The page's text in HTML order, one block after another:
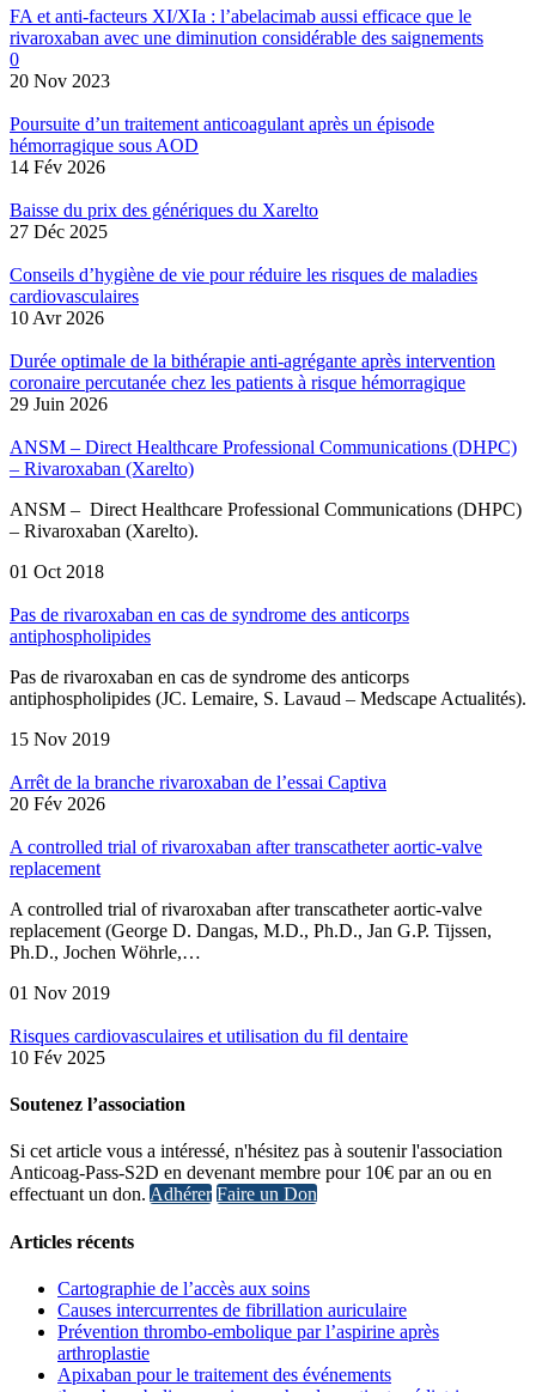
FA et anti-facteurs XI/XIa : l’abelacimab aussi efficace que le
rivaroxaban avec une diminution considérable des saignements
0
20 Nov 2023
Poursuite d’un traitement anticoagulant après un épisode
hémorragique sous AOD
14 Fév 2026
Baisse du prix des génériques du Xarelto
27 Déc 2025
Conseils d’hygiène de vie pour réduire les risques de maladies
cardiovasculaires
10 Avr 2026
Durée optimale de la bithérapie anti-agrégante après intervention
coronaire percutanée chez les patients à risque hémorragique
29 Juin 2026
ANSM – Direct Healthcare Professional Communications (DHPC)
– Rivaroxaban (Xarelto)
ANSM – Direct Healthcare Professional Communications (DHPC)
– Rivaroxaban (Xarelto).
01 Oct 2018
Pas de rivaroxaban en cas de syndrome des anticorps
antiphospholipides
Pas de rivaroxaban en cas de syndrome des anticorps
antiphospholipides (JC. Lemaire, S. Lavaud – Medscape Actualités).
15 Nov 2019
Arrêt de la branche rivaroxaban de l’essai Captiva
20 Fév 2026
A controlled trial of rivaroxaban after transcatheter aortic-valve
replacement
A controlled trial of rivaroxaban after transcatheter aortic-valve
replacement (George D. Dangas, M.D., Ph.D., Jan G.P. Tijssen,
Ph.D., Jochen Wöhrle,…
01 Nov 2019
Risques cardiovasculaires et utilisation du fil dentaire
10 Fév 2025
Soutenez l’association
Si cet article vous a intéressé, n'hésitez pas à soutenir l'association
Anticoag-Pass-S2D en devenant membre pour 10€ par an ou en
effectuant un don. Adhérer Faire un Don
Articles récents
Cartographie de l’accès aux soins
Causes intercurrentes de fibrillation auriculaire
Prévention thrombo-embolique par l’aspirine après
arthroplastie
Apixaban pour le traitement des événements